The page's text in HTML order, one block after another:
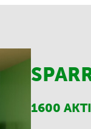
1600